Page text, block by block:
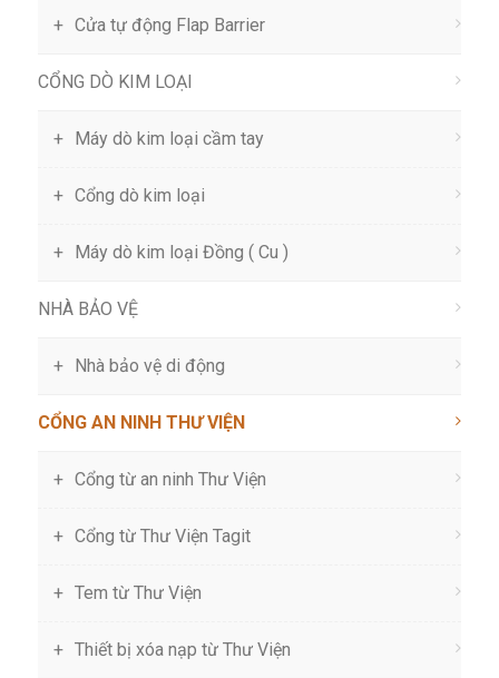
Cửa tự động Flap Barrier
CỔNG DÒ KIM LOẠI
Máy dò kim loại cầm tay
Cổng dò kim loại
Máy dò kim loại Đồng ( Cu )
NHÀ BẢO VỆ
Nhà bảo vệ di động
CỔNG AN NINH THƯ VIỆN
Cổng từ an ninh Thư Viện
Cổng từ Thư Viện Tagit
Tem từ Thư Viện
Thiết bị xóa nạp từ Thư Viện